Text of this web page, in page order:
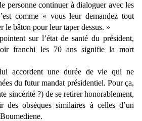
personne continuer à dialoguer avec les
comme « vous leur demandez tout
le bâton pour leur taper dessus. »
sur l’état de santé du président,
franchi les 70 ans signifie la mort
accordent une durée de vie qui ne
du futur mandat présidentiel. Pour ça,
sincérité ?) de se retirer honorablement,
des obsèques similaires à celles d’un